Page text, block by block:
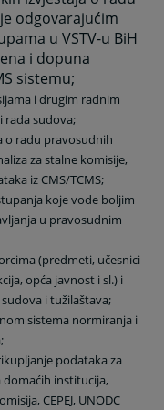
odgovarajućim
u VSTV-u BiH
i dopuna
sistemu;
i drugim radnim
rada sudova;
o radu pravosudnih
za stalne komisije,
iz CMS/TCMS;
koje vode boljim
u pravosudnim
(predmeti, učesnici
opća javnost i sl.) i
i tužilaštava;
sistema normiranja i
podataka za
institucija,
CEPEJ, UNODC